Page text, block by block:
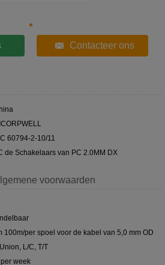
Contacteer ons
60794-2-10/11
de Schakelaars van PC 2.0MM DX
voorwaarden
100m/per spoel voor de kabel van 5,0 mm OD
L/C, T/T
week